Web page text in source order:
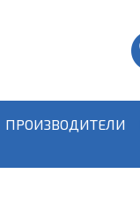
ПРОИЗВОДИТЕЛИ